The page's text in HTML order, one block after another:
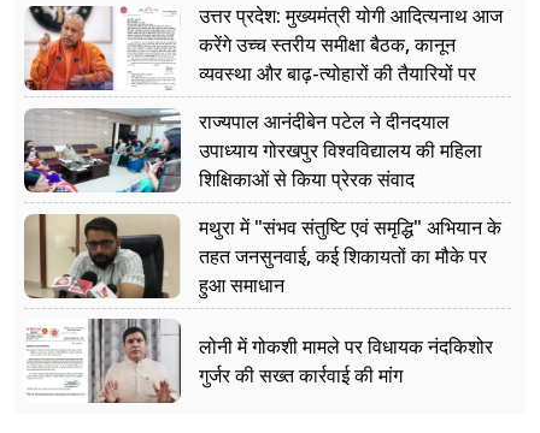
उत्तर प्रदेश: मुख्यमंत्री योगी आदित्यनाथ आज
करेंगे उच्च स्तरीय समीक्षा बैठक, कानून
व्यवस्था और बाढ़-त्योहारों की तैयारियों पर
नजर
राज्यपाल आनंदीबेन पटेल ने दीनदयाल
उपाध्याय गोरखपुर विश्वविद्यालय की महिला
शिक्षिकाओं से किया प्रेरक संवाद
मथुरा में "संभव संतुष्टि एवं समृद्धि" अभियान के
तहत जनसुनवाई, कई शिकायतों का मौके पर
हुआ समाधान
लोनी में गोकशी मामले पर विधायक नंदकिशोर
गुर्जर की सख्त कार्रवाई की मांग